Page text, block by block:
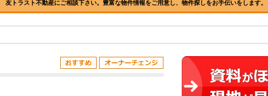
友トラスト不動産にご相談下さい。豊富な物件情報をご用意し、物件探しをお手伝いをします。